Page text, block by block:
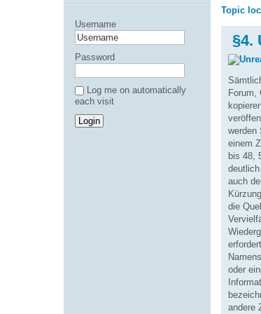
Topic
§4.
Forum,
werden
einem
bis 48,
auch
die
oder
andere
Username
Password
Log me on automatically
each visit